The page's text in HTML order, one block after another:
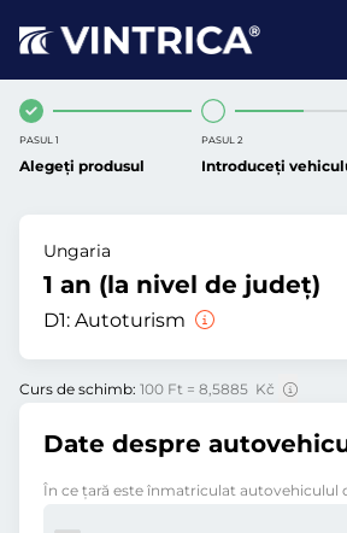
PASUL 1
Alegeți produsul
PASUL 2
Introduceți
Ungaria
1 an (la nivel de județ)
D1: Autoturism
Curs de schimb: 100 Ft = 8,5885 Kč
Date despre
În ce ţară este înmatriculat autovehiculul